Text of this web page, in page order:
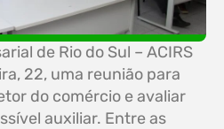
de Rio do Sul – ACIRS
22, uma reunião para
do comércio e avaliar
auxiliar. Entre as